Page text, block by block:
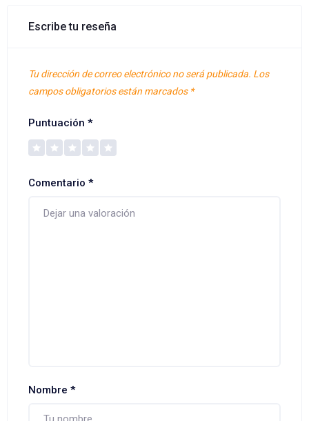
Escribe tu reseña
Tu dirección de correo electrónico no será publicada. Los
campos obligatorios están marcados *
Puntuación *
Comentario *
Nombre *